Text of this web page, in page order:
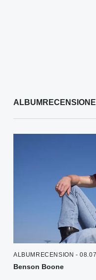
ALBUMRECENSION -
Benson Boone